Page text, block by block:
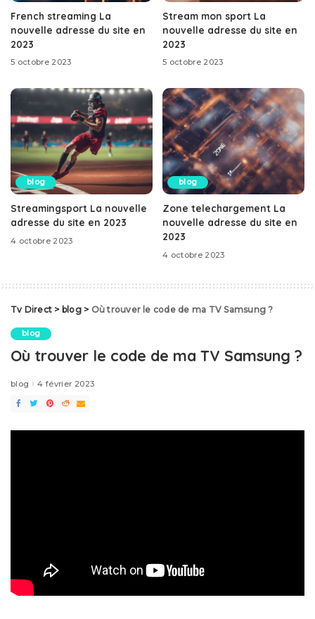
French streaming La
nouvelle adresse du site en
2023
5 octobre 2023
Stream mon sport La
nouvelle adresse du site en
2023
5 octobre 2023
blog
Streamingsport La nouvelle
adresse du site en 2023
4 octobre 2023
blog
Zone telechargement La
nouvelle adresse du site en
2023
4 octobre 2023
Tv Direct > blog> Où trouver le code de ma TV Samsung ?
blog
Où trouver le code de ma TV Samsung ?
blog 4 février 2023